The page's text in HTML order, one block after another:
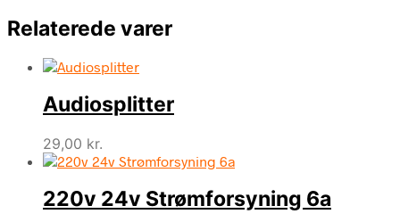
Relaterede varer
Audiosplitter
29,00 kr.
220v 24v Strømforsyning 6a